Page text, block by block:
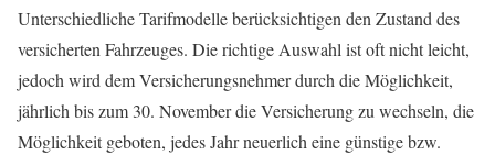
Unterschiedliche Tarifmodelle berücksichtigen den Zustand des
versicherten Fahrzeuges. Die richtige Auswahl ist oft nicht leicht,
jedoch wird dem Versicherungsnehmer durch die Möglichkeit,
jährlich bis zum 30. November die Versicherung zu wechseln, die
Möglichkeit geboten, jedes Jahr neuerlich eine günstige bzw.